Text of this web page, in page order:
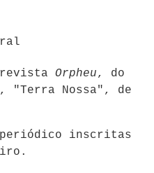
Orpheu, do
"Terra Nossa", de
inscritas